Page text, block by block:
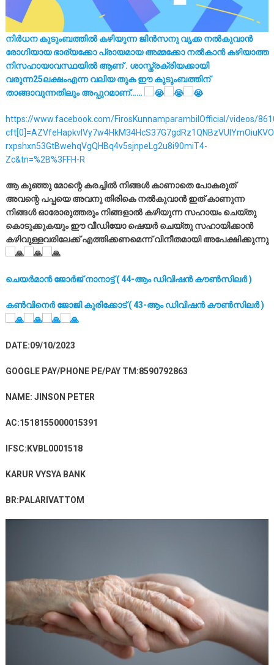
നിർധന കുടുംബത്തിൽ കഴിയുന്ന ജിൻസനു വൃക്ക നൽകുവാൻ
രോഗിയായ ഭാര്യക്കോ പ്രായമായ അമ്മക്കോ നൽകാൻ കഴിയാത്ത
നിസഹായാവസ്ഥയിൽ ആണ് . ശാസ്ത്രക്രിയക്കായി
വരുന്ന25ലക്ഷംഎന്ന വലിയ തുക ഈ കുടുംബത്തിന്
താങ്ങാവുന്നതിലും അപ്പുറമാണ്……
https://www.facebook.com/FirosKunnamparambilOfficial/videos/
rxpshxn53GtBwehqVgQHBq4v5sjnpeLg2u8i90miT4-
Zc&tn=%2B%3FFH-R
ആ കുഞ്ഞു മോന്റെ കരച്ചിൽ നിങ്ങൾ കാണാതെ പോകരുത്
അവന്റെ പപ്പയെ അവനു തിരികെ നൽകുവാൻ ഇത് കാണുന്ന
നിങ്ങൾ ഓരോരുത്തരും നിങ്ങളാൽ കഴിയുന്ന സഹായം ചെയ്തു
കൊടുക്കുകയും ഈ വീഡിയോ ഷെയർ ചെയ്തു സഹായിക്കാൻ
കഴിവുള്ളവരിലേക്ക് എത്തിക്കണമെന്ന് വിനീതമായി അപേക്ഷിക്കുന്നു
ചെയർമാൻ ജോർജ് നാനാട്ട് ( 44-ആം ഡിവിഷൻ കൗൺസിലർ )
കൺവിനെർ ജോജി കുരിക്കോട് ( 43-ആം ഡിവിഷൻ കൗൺസിലർ )
DATE:09/10/2023
GOOGLE PAY/PHONE PE/PAY TM:8590792863
NAME: JINSON PETER
AC:1518155000015391
IFSC:KVBL0001518
KARUR VYSYA BANK
BR:PALARIVATTOM